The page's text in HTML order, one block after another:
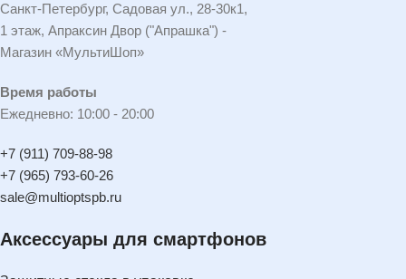
Санкт-Петербург, Садовая ул., 28-30к1,
1 этаж, Апраксин Двор ("Апрашка") -
Магазин «МультиШоп»
Время работы
Ежедневно: 10:00 - 20:00
+7 (911) 709-88-98
+7 (965) 793-60-26
sale@multioptspb.ru
Аксессуары для смартфонов